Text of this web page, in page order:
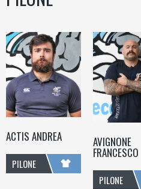
ACTIS ANDREA
PILONE
AVIGNONE
FRANCESCO
PILONE